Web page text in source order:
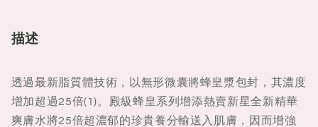
膚
描述
透過最新脂質體技術，以無形微囊將蜂皇漿包封，其濃度
增加超過25倍(1)。殿級蜂皇系列增添熱賣新星全新精華
爽膚水將25倍超濃郁的珍貴養分輸送入肌膚，因而增強